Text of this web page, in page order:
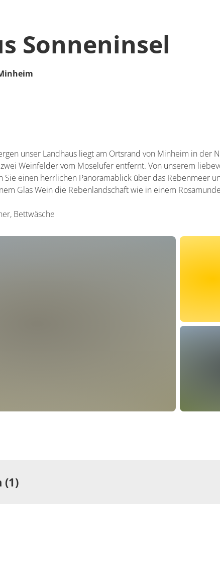
Sonneninsel
unser Landhaus liegt am Ortsrand von Minheim in der
Weinfelder vom Moselufer entfernt. Von unserem
Sie einen herrlichen Panoramablick über das Rebenmeer
Glas Wein die Rebenlandschaft wie in einem
Bettwäsche
(1)